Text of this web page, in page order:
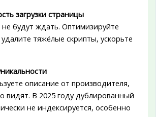
загрузки страницы
будут ждать. Оптимизируйте
тяжёлые скрипты, ускорьте
описание от производителя,
видят. В 2025 году дублированный
не индексируется, особенно